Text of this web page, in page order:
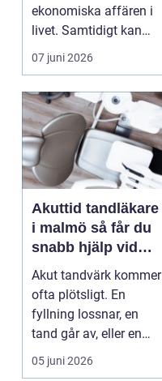
ekonomiska affären i
livet. Samtidigt kan
många fel och brister
vara...
07 juni 2026
Akuttid tandläkare
i malmö så får du
snabb hjälp vid
tandvärk och
olyckor
Akut tandvärk kommer
ofta plötsligt. En
fyllning lossnar, en
tand går av, eller en
visdomstand börja...
05 juni 2026